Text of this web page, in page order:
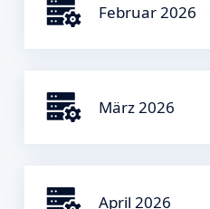
Februar 2026
März 2026
April 2026